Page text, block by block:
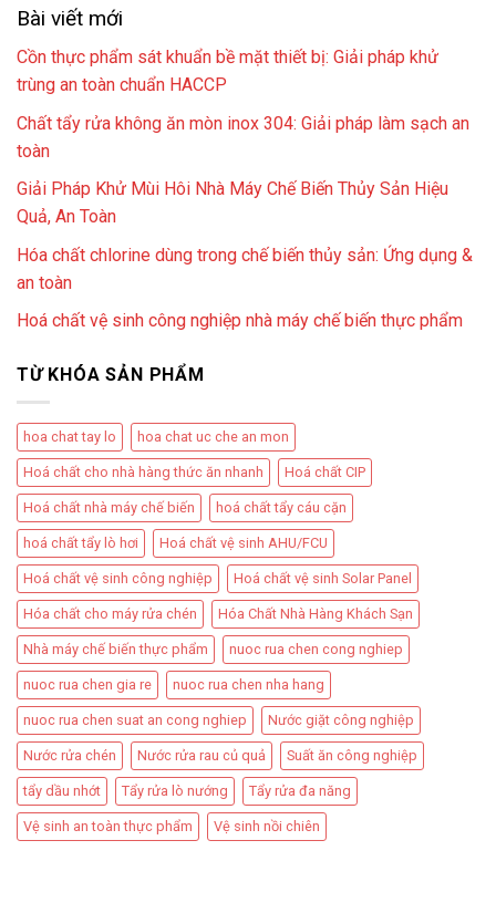
Bài viết mới
Cồn thực phẩm sát khuẩn bề mặt thiết bị: Giải pháp khử
trùng an toàn chuẩn HACCP
Chất tẩy rửa không ăn mòn inox 304: Giải pháp làm sạch an
toàn
Giải Pháp Khử Mùi Hôi Nhà Máy Chế Biến Thủy Sản Hiệu
Quả, An Toàn
Hóa chất chlorine dùng trong chế biến thủy sản: Ứng dụng &
an toàn
Hoá chất vệ sinh công nghiệp nhà máy chế biến thực phẩm
TỪ KHÓA SẢN PHẨM
hoa chat tay lo hoa chat uc che an mon
Hoá chất cho nhà hàng thức ăn nhanh Hoá chất CIP
Hoá chất nhà máy chế biến hoá chất tẩy cáu cặn
hoá chất tẩy lò hơi Hoá chất vệ sinh AHU/FCU
Hoá chất vệ sinh công nghiệp Hoá chất vệ sinh Solar Panel
Hóa chất cho máy rửa chén Hóa Chất Nhà Hàng Khách Sạn
Nhà máy chế biến thực phẩm nuoc rua chen cong nghiep
nuoc rua chen gia re nuoc rua chen nha hang
nuoc rua chen suat an cong nghiep Nước giặt công nghiệp
Nước rửa chén Nước rửa rau củ quả Suất ăn công nghiệp
tẩy dầu nhớt Tẩy rửa lò nướng Tẩy rửa đa năng
Vệ sinh an toàn thực phẩm Vệ sinh nồi chiên